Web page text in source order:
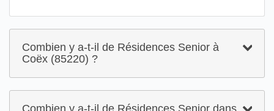
Combien y a-t-il de Résidences Senior à
Coëx (85220) ?
Combien y a-t-il de Résidences Senior dans